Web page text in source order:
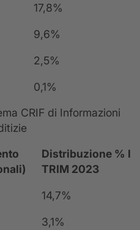
17,8%
9,6%
2,5%
0,1%
CRIF di Informazioni
Distribuzione % I
TRIM 2023
14,7%
3,1%